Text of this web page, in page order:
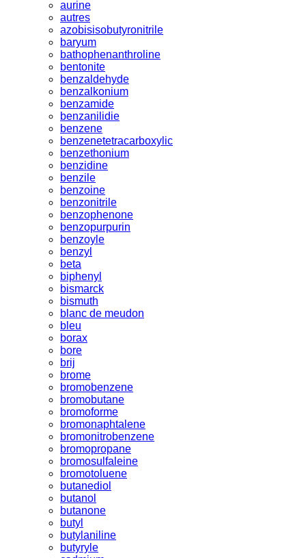
aurine
autres
azobisisobutyronitrile
baryum
bathophenanthroline
bentonite
benzaldehyde
benzalkonium
benzamide
benzanilidie
benzene
benzenetetracarboxylic
benzethonium
benzidine
benzile
benzoine
benzonitrile
benzophenone
benzopurpurin
benzoyle
benzyl
beta
biphenyl
bismarck
bismuth
blanc de meudon
bleu
borax
bore
brij
brome
bromobenzene
bromobutane
bromoforme
bromonaphtalene
bromonitrobenzene
bromopropane
bromosulfaleine
bromotoluene
butanediol
butanol
butanone
butyl
butylaniline
butyryle